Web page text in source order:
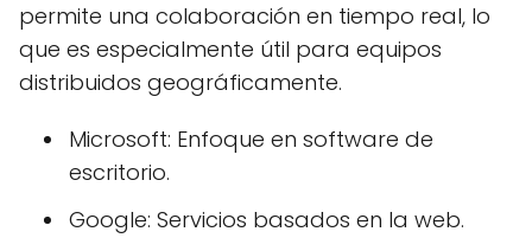
permite una colaboración en tiempo real, lo
que es especialmente útil para equipos
distribuidos geográficamente.
Microsoft: Enfoque en software de
escritorio.
Google: Servicios basados en la web.